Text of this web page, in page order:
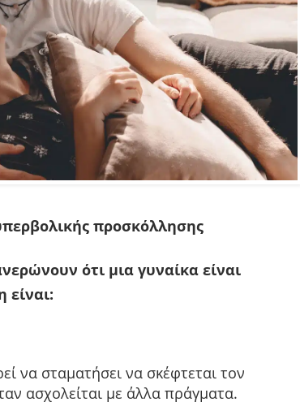
προσκόλλησης
ότι μια γυναίκα είναι
είναι:
να σταματήσει να σκέφτεται τον
ασχολείται με άλλα πράγματα.